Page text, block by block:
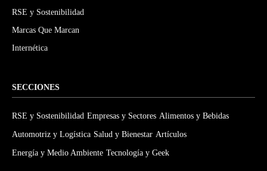
RSE y Sostenibilidad
Marcas Que Marcan
Internética
SECCIONES
RSE y Sostenibilidad Empresas y Sectores Alimentos y Bebidas
Automotriz y Logística Salud y Bienestar Artículos
Energía y Medio Ambiente Tecnología y Geek